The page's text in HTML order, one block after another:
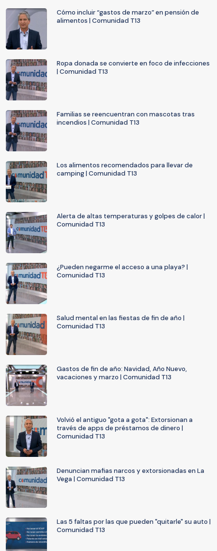
Cómo incluir “gastos de marzo” en pensión de
alimentos | Comunidad T13
Ropa donada se convierte en foco de infecciones
| Comunidad T13
Familias se reencuentran con mascotas tras
incendios | Comunidad T13
Los alimentos recomendados para llevar de
camping | Comunidad T13
Alerta de altas temperaturas y golpes de calor |
Comunidad T13
¿Pueden negarme el acceso a una playa? |
Comunidad T13
Salud mental en las fiestas de fin de año |
Comunidad T13
Gastos de fin de año: Navidad, Año Nuevo,
vacaciones y marzo | Comunidad T13
Volvió el antiguo "gota a gota": Extorsionan a
través de apps de préstamos de dinero |
Comunidad T13
Denuncian mafias narcos y extorsionadas en La
Vega | Comunidad T13
Las 5 faltas por las que pueden "quitarle" su auto |
Comunidad T13